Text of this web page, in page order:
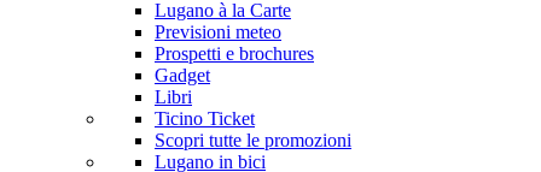
Lugano à la Carte
Previsioni meteo
Prospetti e brochures
Gadget
Libri
Ticino Ticket
Scopri tutte le promozioni
Lugano in bici